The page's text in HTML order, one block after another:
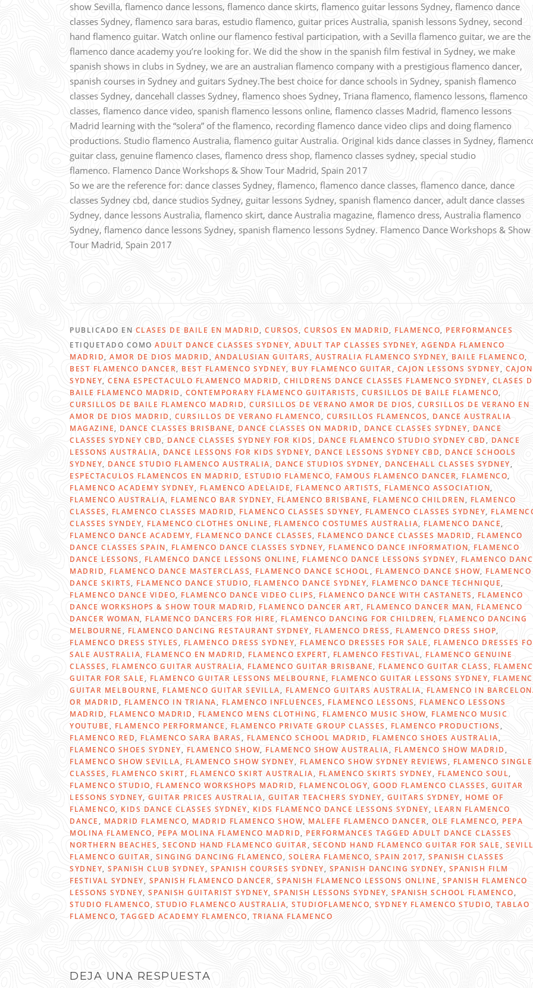
show Sevilla, flamenco dance lessons, flamenco dance skirts, flamenco guitar lessons Sydney, flamenco dance
classes Sydney, flamenco sara baras, estudio flamenco, guitar prices Australia, spanish lessons Sydney, second
hand flamenco guitar. Watch online our flamenco festival participation, with a Sevilla flamenco guitar, we are the
flamenco dance academy you’re looking for. We did the show in the spanish film festival in Sydney, we make
spanish shows in clubs in Sydney, we are an australian flamenco company with a prestigious flamenco dancer,
spanish courses in Sydney and guitars Sydney.The best choice for dance schools in Sydney, spanish flamenco
classes Sydney, dancehall classes Sydney, flamenco shoes Sydney, Triana flamenco, flamenco lessons, flamenco
classes, flamenco dance video, spanish flamenco lessons online, flamenco classes Madrid, flamenco lessons
Madrid learning with the “solera” of the flamenco, recording flamenco dance video clips and doing flamenco
productions. Studio flamenco Australia, flamenco guitar Australia. Original kids dance classes in Sydney,
guitar class, genuine flamenco clases, flamenco dress shop, flamenco classes sydney, special studio
flamenco. Flamenco Dance Workshops & Show Tour Madrid, Spain 2017
So we are the reference for: dance classes Sydney, flamenco, flamenco dance classes, flamenco dance, dance
classes Sydney cbd, dance studios Sydney, guitar lessons Sydney, spanish flamenco dancer, adult dance classes
Sydney, dance lessons Australia, flamenco skirt, dance Australia magazine, flamenco dress, Australia flamenco
Sydney, flamenco dance lessons Sydney, spanish flamenco lessons Sydney. Flamenco Dance Workshops & Show
Tour Madrid, Spain 2017
PUBLICADO EN CLASES DE BAILE EN MADRID, CURSOS, CURSOS EN MADRID, FLAMENCO, PERFORMANCES
ETIQUETADO COMO ADULT DANCE CLASSES SYDNEY, ADULT TAP CLASSES SYDNEY, AGENDA FLAMENCO
MADRID, AMOR DE DIOS MADRID, ANDALUSIAN GUITARS , AUSTRALIA FLAMENCO SYDNEY, BAILE FLAMENCO,
BEST FLAMENCO DANCER, BEST FLAMENCO SYDNEY, BUY FLAMENCO GUITAR, CAJON LESSONS SYDNEY, CAJON
SYDNEY, CENA ESPECTACULO FLAMENCO MADRID, CHILDRENS DANCE CLASSES FLAMENCO SYDNEY, CLASES
BAILE FLAMENCO MADRID , CONTEMPORARY FLAMENCO GUITARISTS , CURSILLOS DE BAILE FLAMENCO,
CURSILLOS DE BAILE FLAMENCO MADRID, CURSILLOS DE VERANO AMOR DE DIOS, CURSILLOS DE VERANO EN
AMOR DE DIOS MADRID , CURSILLOS DE VERANO FLAMENCO, CURSILLOS FLAMENCOS, DANCE AUSTRALIA
MAGAZINE, DANCE CLASSES BRISBANE, DANCE CLASSES ON MADRID , DANCE CLASSES SYDNEY, DANCE
CLASSES SYDNEY CBD, DANCE CLASSES SYDNEY FOR KIDS , DANCE FLAMENCO STUDIO SYDNEY CBD , DANCE
LESSONS AUSTRALIA, DANCE LESSONS FOR KIDS SYDNEY, DANCE LESSONS SYDNEY CBD, DANCE SCHOOLS
SYDNEY, DANCE STUDIO FLAMENCO AUSTRALIA, DANCE STUDIOS SYDNEY, DANCEHALL CLASSES SYDNEY,
ESPECTACULOS FLAMENCOS EN MADRID, ESTUDIO FLAMENCO, FAMOUS FLAMENCO DANCER, FLAMENCO,
FLAMENCO ACADEMY SYDNEY, FLAMENCO ADELAIDE, FLAMENCO ARTISTS, FLAMENCO ASSOCIATION,
FLAMENCO AUSTRALIA, FLAMENCO BAR SYDNEY, FLAMENCO BRISBANE, FLAMENCO CHILDREN, FLAMENCO
CLASSES , FLAMENCO CLASSES MADRID, FLAMENCO CLASSES SDYNEY, FLAMENCO CLASSES SYDNEY,
CLASSES SYNDEY, FLAMENCO CLOTHES ONLINE, FLAMENCO COSTUMES AUSTRALIA, FLAMENCO DANCE,
FLAMENCO DANCE ACADEMY, FLAMENCO DANCE CLASSES, FLAMENCO DANCE CLASSES MADRID , FLAMENCO
DANCE CLASSES SPAIN, FLAMENCO DANCE CLASSES SYDNEY, FLAMENCO DANCE INFORMATION, FLAMENCO
DANCE LESSONS , FLAMENCO DANCE LESSONS ONLINE, FLAMENCO DANCE LESSONS SYDNEY, FLAMENCO
MADRID, FLAMENCO DANCE MASTERCLASS, FLAMENCO DANCE SCHOOL, FLAMENCO DANCE SHOW, FLAMENCO
DANCE SKIRTS, FLAMENCO DANCE STUDIO, FLAMENCO DANCE SYDNEY, FLAMENCO DANCE TECHNIQUE,
FLAMENCO DANCE VIDEO, FLAMENCO DANCE VIDEO CLIPS, FLAMENCO DANCE WITH CASTANETS , FLAMENCO
DANCE WORKSHOPS & SHOW TOUR MADRID, FLAMENCO DANCER ART, FLAMENCO DANCER MAN, FLAMENCO
DANCER WOMAN, FLAMENCO DANCERS FOR HIRE , FLAMENCO DANCING FOR CHILDREN, FLAMENCO DANCING
MELBOURNE , FLAMENCO DANCING RESTAURANT SYDNEY, FLAMENCO DRESS, FLAMENCO DRESS SHOP,
FLAMENCO DRESS STYLES , FLAMENCO DRESS SYDNEY, FLAMENCO DRESSES FOR SALE , FLAMENCO DRESSES
SALE AUSTRALIA, FLAMENCO EN MADRID, FLAMENCO EXPERT, FLAMENCO FESTIVAL, FLAMENCO GENUINE
CLASSES , FLAMENCO GUITAR AUSTRALIA, FLAMENCO GUITAR BRISBANE, FLAMENCO GUITAR CLASS,
GUITAR FOR SALE , FLAMENCO GUITAR LESSONS MELBOURNE, FLAMENCO GUITAR LESSONS SYDNEY,
GUITAR MELBOURNE, FLAMENCO GUITAR SEVILLA, FLAMENCO GUITARS AUSTRALIA, FLAMENCO IN
OR MADRID , FLAMENCO IN TRIANA, FLAMENCO INFLUENCES, FLAMENCO LESSONS, FLAMENCO LESSONS
MADRID, FLAMENCO MADRID , FLAMENCO MENS CLOTHING , FLAMENCO MUSIC SHOW, FLAMENCO MUSIC
YOUTUBE, FLAMENCO PERFORMANCE, FLAMENCO PRIVATE GROUP CLASSES , FLAMENCO PRODUCTIONS ,
FLAMENCO RED, FLAMENCO SARA BARAS , FLAMENCO SCHOOL MADRID , FLAMENCO SHOES AUSTRALIA,
FLAMENCO SHOES SYDNEY, FLAMENCO SHOW, FLAMENCO SHOW AUSTRALIA, FLAMENCO SHOW MADRID ,
FLAMENCO SHOW SEVILLA, FLAMENCO SHOW SYDNEY, FLAMENCO SHOW SYDNEY REVIEWS , FLAMENCO SINGLE
CLASSES , FLAMENCO SKIRT, FLAMENCO SKIRT AUSTRALIA, FLAMENCO SKIRTS SYDNEY, FLAMENCO SOUL,
FLAMENCO STUDIO, FLAMENCO WORKSHOPS MADRID, FLAMENCOLOGY, GOOD FLAMENCO CLASSES , GUITAR
LESSONS SYDNEY, GUITAR PRICES AUSTRALIA, GUITAR TEACHERS SYDNEY, GUITARS SYDNEY, HOME OF
FLAMENCO, KIDS DANCE CLASSES SYDNEY, KIDS FLAMENCO DANCE LESSONS SYDNEY, LEARN FLAMENCO
DANCE , MADRID FLAMENCO, MADRID FLAMENCO SHOW, MALEFE FLAMENCO DANCER, OLE FLAMENCO, PEPA
MOLINA FLAMENCO, PEPA MOLINA FLAMENCO MADRID, PERFORMANCES TAGGED ADULT DANCE CLASSES
NORTHERN BEACHES, SECOND HAND FLAMENCO GUITAR, SECOND HAND FLAMENCO GUITAR FOR SALE ,
FLAMENCO GUITAR, SINGING DANCING FLAMENCO, SOLERA FLAMENCO, SPAIN 2017, SPANISH CLASSES
SYDNEY, SPANISH CLUB SYDNEY, SPANISH COURSES SYDNEY, SPANISH DANCING SYDNEY, SPANISH FILM
FESTIVAL SYDNEY, SPANISH FLAMENCO DANCER, SPANISH FLAMENCO LESSONS ONLINE , SPANISH FLAMENCO
LESSONS SYDNEY, SPANISH GUITARIST SYDNEY, SPANISH LESSONS SYDNEY, SPANISH SCHOOL FLAMENCO,
STUDIO FLAMENCO, STUDIO FLAMENCO AUSTRALIA, STUDIOFLAMENCO, SYDNEY FLAMENCO STUDIO, TABLAO
FLAMENCO, TAGGED ACADEMY FLAMENCO, TRIANA FLAMENCO
DEJA UNA RESPUESTA